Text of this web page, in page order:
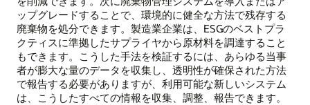
ップグレードすることで、環境的に健全な方法で残存する
廃棄物を処分できます。製造業企業は、ESGのベストプラ
クティスに準拠したサプライヤから原材料を調達すること
もできます。こうした手法を検証するには、あらゆる当事
者が膨大な量のデータを収集し、透明性が確保された方法
で報告する必要がありますが、利用可能な新しいシステム
は、こうしたすべての情報を収集、調整、報告できます。